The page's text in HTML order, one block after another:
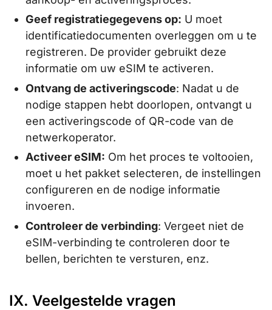
Geef registratiegegevens op: U moet
identificatiedocumenten overleggen om u te
registreren. De provider gebruikt deze
informatie om uw eSIM te activeren.
Ontvang de activeringscode: Nadat u de
nodige stappen hebt doorlopen, ontvangt u
een activeringscode of QR-code van de
netwerkoperator.
Activeer eSIM: Om het proces te voltooien,
moet u het pakket selecteren, de instellingen
configureren en de nodige informatie
invoeren.
Controleer de verbinding: Vergeet niet de
eSIM-verbinding te controleren door te
bellen, berichten te versturen, enz.
IX. Veelgestelde vragen